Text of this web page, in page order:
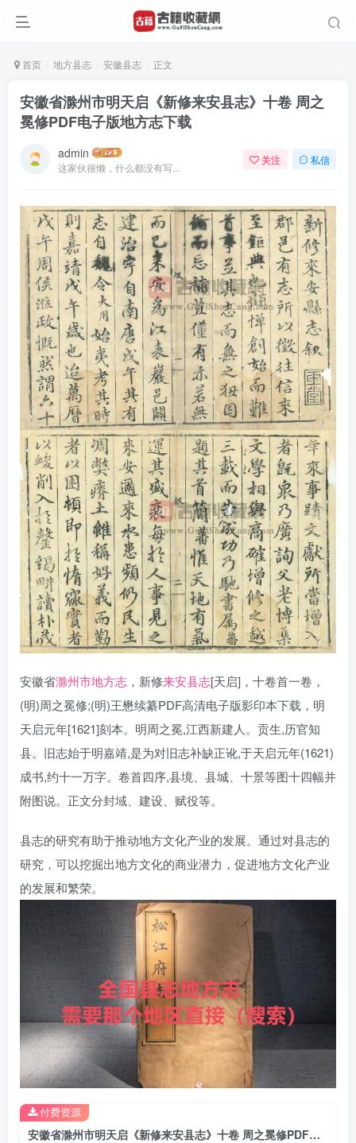
首页 地方县志 安徽县志 正文
安徽省滁州市明天启《新修来安县志》十卷 周之
冕修PDF电子版地方志下载
admin
这家伙很懒，什么都没有写...
关注 私信
安徽省滁州市地方志 ，新修来安县志[天启]，十卷首一卷，
(明)周之冕修;(明)王懋续纂PDF高清电子版影印本下载，明
天启元年[1621]刻本。明周之冕,江西新建人。贡生,历官知
县。旧志始于明嘉靖,是为对旧志补缺正讹,于天启元年(1621)
成书,约十一万字。卷首四序,县境、县城、十景等图十四幅并
附图说。正文分封域、建设、赋役等。
县志的研究有助于推动地方文化产业的发展。通过对县志的
研究，可以挖掘出地方文化的商业潜力，促进地方文化产业
的发展和繁荣。
安徽省滁州市明天启《新修来安县志》十卷 周之冕修PDF电子版地方志下载
付费资源